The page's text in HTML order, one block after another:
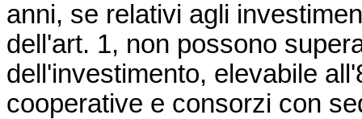
anni, se relativi agli
dell'art. 1, non possono
dell'investimento, elevabile
cooperative e consorzi con